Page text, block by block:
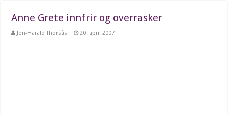
Haddy Njies dagbok
Lyden av Oslo
Anne Grete innfrir og overrasker
Jon-Harald Thorsås 20. april 2007